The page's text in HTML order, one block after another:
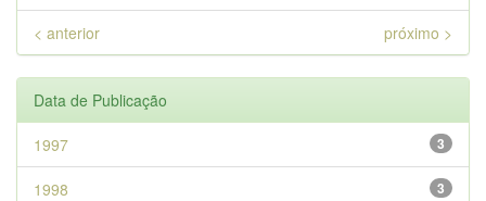
< anterior próximo >
Data de Publicação
3
1997
3
1998